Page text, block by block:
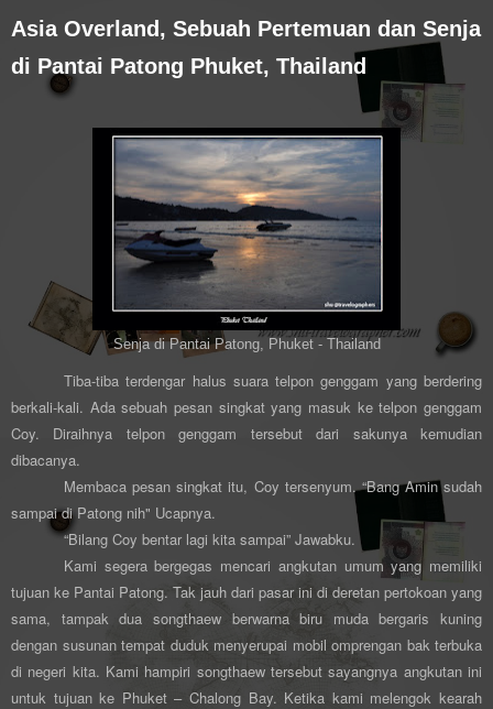
Asia Overland, Sebuah Pertemuan dan Senja
di Pantai Patong Phuket, Thailand
Senja di Pantai Patong, Phuket - Thailand
Tiba-tiba terdengar halus suara telpon genggam yang berdering
berkali-kali. Ada sebuah pesan singkat yang masuk ke telpon genggam
Coy. Diraihnya telpon genggam tersebut dari sakunya kemudian
dibacanya.
Membaca pesan singkat itu, Coy tersenyum.“Bang Amin sudah
sampai di Patong nih" Ucapnya.
“Bilang Coy bentar lagi kita sampai” Jawabku.
Kami segera bergegas mencari angkutan umum yang memiliki
tujuan ke Pantai Patong. Tak jauh dari pasar ini di deretan pertokoan yang
sama, tampak dua songthaew berwarna biru muda bergaris kuning
dengan susunan tempat duduk menyerupai mobil omprengan bak terbuka
di negeri kita. Kami hampiri songthaew tersebut sayangnya angkutan ini
untuk tujuan ke Phuket – Chalong Bay. Ketika kami melengok kearah